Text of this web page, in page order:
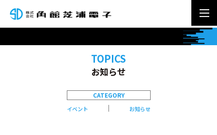
TOPICS
お知らせ
CATEGORY
イベント お知らせ